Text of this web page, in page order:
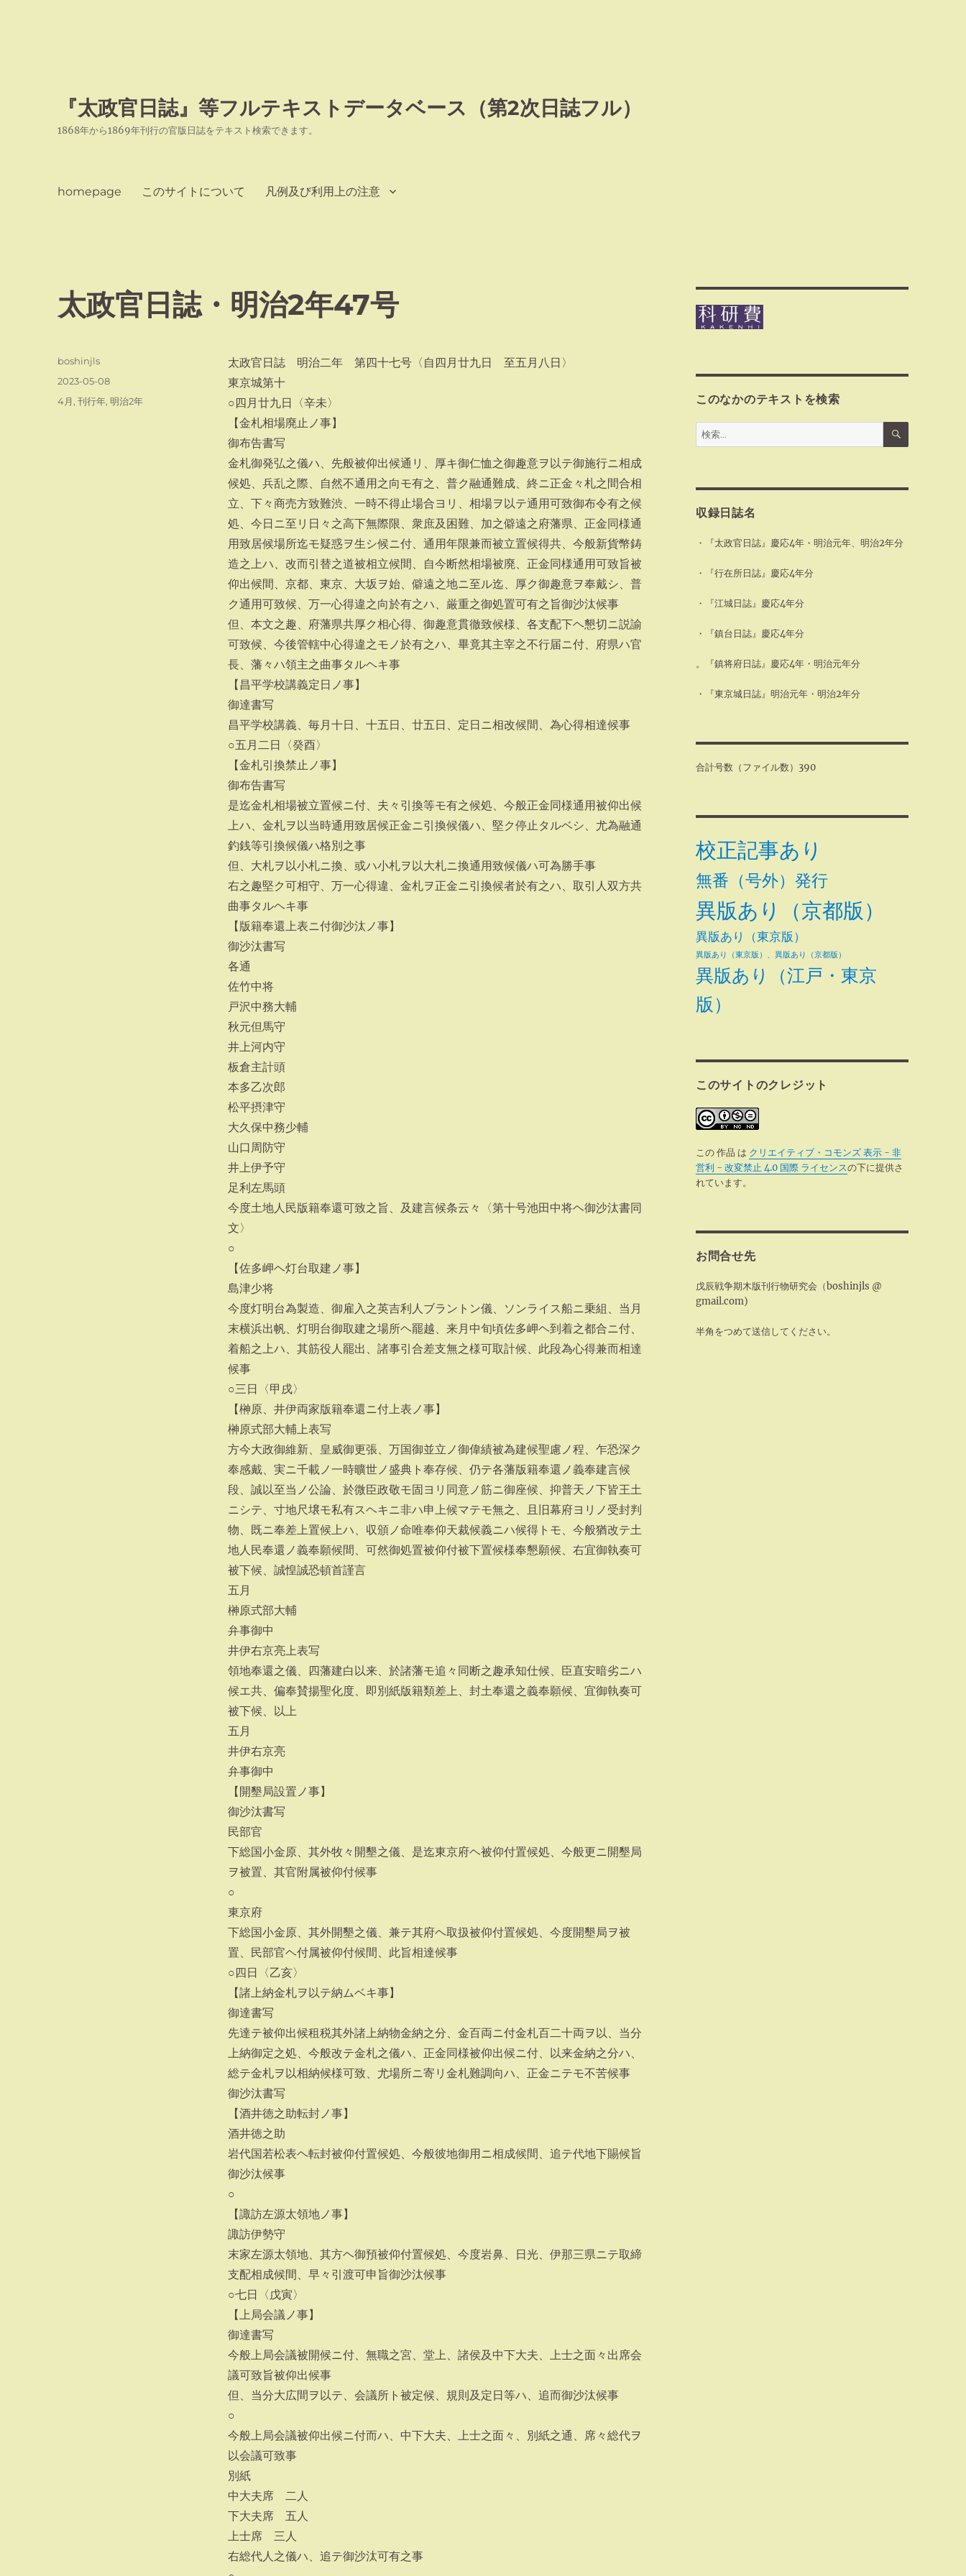
『太政官日誌』等フルテキストデータベース（第2次日誌フル）
1868年から1869年刊行の官版日誌をテキスト検索できます。
homepage このサイトについて 凡例及び利用上の注意
太政官日誌・明治2年47号
太政官日誌 明治二年 第四十七号〈自四月廿九日 至五月八日〉
東京城第十
○四月廿九日〈辛未〉
【金札相場廃止ノ事】
御布告書写
金札御発弘之儀ハ、先般被仰出候通リ、厚キ御仁恤之御趣意ヲ以テ御施行ニ相成
候処、兵乱之際、自然不通用之向モ有之、普ク融通難成、終ニ正金々札之間合相
立、下々商売方致難渋、一時不得止場合ヨリ、相場ヲ以テ通用可致御布令有之候
処、今日ニ至リ日々之高下無際限、衆庶及困難、加之僻遠之府藩県、正金同様通
用致居候場所迄モ疑惑ヲ生シ候ニ付、通用年限兼而被立置候得共、今般新貨幣鋳
造之上ハ、改而引替之道被相立候間、自今断然相場被廃、正金同様通用可致旨被
仰出候間、京都、東京、大坂ヲ始、僻遠之地ニ至ル迄、厚ク御趣意ヲ奉戴シ、普
ク通用可致候、万一心得違之向於有之ハ、厳重之御処置可有之旨御沙汰候事
但、本文之趣、府藩県共厚ク相心得、御趣意貫徹致候様、各支配下ヘ懇切ニ説諭
可致候、今後管轄中心得違之モノ於有之ハ、畢竟其主宰之不行届ニ付、府県ハ官
長、藩々ハ領主之曲事タルヘキ事
【昌平学校講義定日ノ事】
御達書写
昌平学校講義、毎月十日、十五日、廿五日、定日ニ相改候間、為心得相達候事
○五月二日〈癸酉〉
【金札引換禁止ノ事】
御布告書写
是迄金札相場被立置候ニ付、夫々引換等モ有之候処、今般正金同様通用被仰出候
上ハ、金札ヲ以当時通用致居候正金ニ引換候儀ハ、堅ク停止タルベシ、尤為融通
釣銭等引換候儀ハ格別之事
但、大札ヲ以小札ニ換、或ハ小札ヲ以大札ニ換通用致候儀ハ可為勝手事
右之趣堅ク可相守、万一心得違、金札ヲ正金ニ引換候者於有之ハ、取引人双方共
曲事タルヘキ事
【版籍奉還上表ニ付御沙汰ノ事】
御沙汰書写
各通
佐竹中将
戸沢中務大輔
秋元但馬守
井上河内守
板倉主計頭
本多乙次郎
松平摂津守
大久保中務少輔
山口周防守
井上伊予守
足利左馬頭
今度土地人民版籍奉還可致之旨、及建言候条云々〈第十号池田中将ヘ御沙汰書同
文〉
○
【佐多岬ヘ灯台取建ノ事】
島津少将
今度灯明台為製造、御雇入之英吉利人ブラントン儀、ソンライス船ニ乗組、当月
末横浜出帆、灯明台御取建之場所ヘ罷越、来月中旬頃佐多岬ヘ到着之都合ニ付、
着船之上ハ、其筋役人罷出、諸事引合差支無之様可取計候、此段為心得兼而相達
候事
○三日〈甲戌〉
【榊原、井伊両家版籍奉還ニ付上表ノ事】
榊原式部大輔上表写
方今大政御維新、皇威御更張、万国御並立ノ御偉績被為建候聖慮ノ程、乍恐深ク
奉感戴、実ニ千載ノ一時曠世ノ盛典ト奉存候、仍テ各藩版籍奉還ノ義奉建言候
段、誠以至当ノ公論、於微臣政敬モ固ヨリ同意ノ筋ニ御座候、抑普天ノ下皆王土
ニシテ、寸地尺壌モ私有スヘキニ非ハ申上候マテモ無之、且旧幕府ヨリノ受封判
物、既ニ奉差上置候上ハ、収頒ノ命唯奉仰天裁候義ニハ候得トモ、今般猶改テ土
地人民奉還ノ義奉願候間、可然御処置被仰付被下置候様奉懇願候、右宜御執奏可
被下候、誠惶誠恐頓首謹言
五月
榊原式部大輔
弁事御中
井伊右京亮上表写
領地奉還之儀、四藩建白以来、於諸藩モ追々同断之趣承知仕候、臣直安暗劣ニハ
候エ共、偏奉賛揚聖化度、即別紙版籍類差上、封土奉還之義奉願候、宜御執奏可
被下候、以上
五月
井伊右京亮
弁事御中
【開墾局設置ノ事】
御沙汰書写
民部官
下総国小金原、其外牧々開墾之儀、是迄東京府ヘ被仰付置候処、今般更ニ開墾局
ヲ被置、其官附属被仰付候事
○
東京府
下総国小金原、其外開墾之儀、兼テ其府ヘ取扱被仰付置候処、今度開墾局ヲ被
置、民部官ヘ付属被仰付候間、此旨相達候事
○四日〈乙亥〉
【諸上納金札ヲ以テ納ムベキ事】
御達書写
先達テ被仰出候租税其外諸上納物金納之分、金百両ニ付金札百二十両ヲ以、当分
上納御定之処、今般改テ金札之儀ハ、正金同様被仰出候ニ付、以来金納之分ハ、
総テ金札ヲ以相納候様可致、尤場所ニ寄リ金札難調向ハ、正金ニテモ不苦候事
御沙汰書写
【酒井徳之助転封ノ事】
酒井徳之助
岩代国若松表ヘ転封被仰付置候処、今般彼地御用ニ相成候間、追テ代地下賜候旨
御沙汰候事
○
【諏訪左源太領地ノ事】
諏訪伊勢守
末家左源太領地、其方ヘ御預被仰付置候処、今度岩鼻、日光、伊那三県ニテ取締
支配相成候間、早々引渡可申旨御沙汰候事
○七日〈戊寅〉
【上局会議ノ事】
御達書写
今般上局会議被開候ニ付、無職之宮、堂上、諸侯及中下大夫、上士之面々出席会
議可致旨被仰出候事
但、当分大広間ヲ以テ、会議所ト被定候、規則及定日等ハ、追而御沙汰候事
○
今般上局会議被仰出候ニ付而ハ、中下大夫、上士之面々、別紙之通、席々総代ヲ
以会議可致事
別紙
中大夫席 二人
下大夫席 五人
上士席 三人
右総代人之儀ハ、追テ御沙汰可有之事
投
boshinjls
投
稿
2023-05-08
カ
4月 ,刊行年, 明治2年 このなかのテキストを検索
検
索:
検
収録日誌名
・『太政官日誌』慶応4年・明治元年、明治2年分
・『行在所日誌』慶応4年分
・『江城日誌』慶応4年分
・『鎮台日誌』慶応4年分
。『鎮将府日誌』慶応4年・明治元年分
・『東京城日誌』明治元年・明治2年分
合計号数（ファイル数）390
校正記事あり
無番（号外）発行
異版あり（京都版）
異版あり（東京版）
異版あり（東京版）、異版あり（京都版）
異版あり（江戸・東京
版）
このサイトのクレジット
この 作品 は クリエイティブ・コモンズ 表示 - 非
営利 - 改変禁止 4.0 国際 ライセンスの下に提供さ
れています。
お問合せ先
戊辰戦争期木版刊行物研究会（boshinjls @
gmail.com)
半角をつめて送信してください。